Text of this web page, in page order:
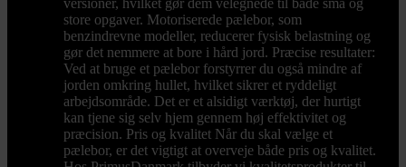
versioner, hvilket gør dem velegnede til både små og
store opgaver. Motoriserede pælebor, som
benzindrevne modeller, reducerer fysisk belastning og
gør det nemmere at bore i hård jord. Præcise resultater:
Ved at bruge et pælebor forstyrrer du også mindre af
jorden omkring hullet, hvilket sikrer et ryddeligt
arbejdsområde. Det er et alsidigt værktøj, der hurtigt
kan tjene sig selv hjem gennem høj effektivitet og
præcision. Pris og kvalitet Når du skal vælge et
pælebor, er det vigtigt at overveje både pris og kvalitet.